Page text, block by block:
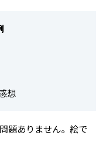
想
題ありません。絵で